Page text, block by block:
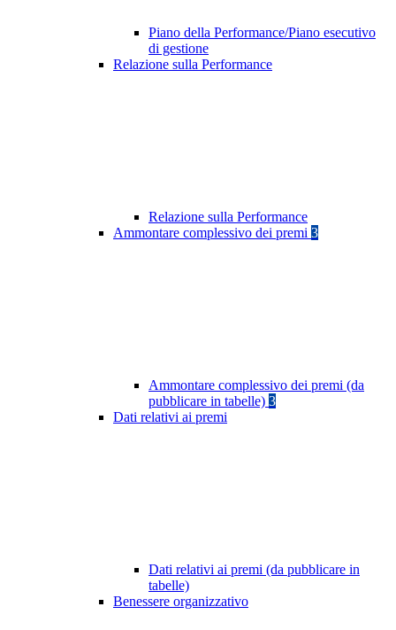
Piano della Performance/Piano esecutivo
di gestione
Relazione sulla Performance
Relazione sulla Performance
Ammontare complessivo dei premi 3
Ammontare complessivo dei premi (da
pubblicare in tabelle) 3
Dati relativi ai premi
Dati relativi ai premi (da pubblicare in
tabelle)
Benessere organizzativo